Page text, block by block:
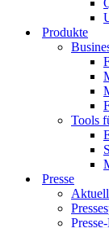
Produkte
Tools
Presse